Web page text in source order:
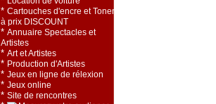
* Cartouches d'encre et Toners
à prix DISCOUNT
* Annuaire Spectacles et
Artistes
* Art et Artistes
* Production d'Artistes
* Jeux en ligne de rélexion
* Jeux online
* Site de rencontres